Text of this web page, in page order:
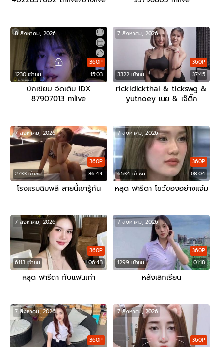
1230 เข้าชม 15:03
360P
8 สิงหาคม, 2026
บักเขียบ จัดเต็ม IDX
87907013 mlive
3322 เข้าชม 37:45
360P
7 สิงหาคม, 2026
rickidickthai & tickswg &
yutnoey เนย & เจ๊ติ๊ก
2733 เข้าชม 36:44
360P
7 สิงหาคม, 2026
โรงแรมฉิมพลี สายนี้เขารู้กัน
6534 เข้าชม 08:04
360P
7 สิงหาคม, 2026
หลุด ฟารีดา โชว์ของอย่างแจ๋ม
6113 เข้าชม 06:43
360P
7 สิงหาคม, 2026
หลุด ฟารีดา กับแฟนเก่า
1299 เข้าชม 01:18
360P
7 สิงหาคม, 2026
หลังเลิกเรียน
360P
7 สิงหาคม, 2026
360P
7 สิงหาคม, 2026